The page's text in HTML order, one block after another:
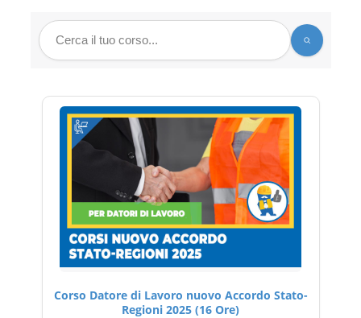
Corso Datore di Lavoro nuovo Accordo Stato-
Regioni 2025 (16 Ore)